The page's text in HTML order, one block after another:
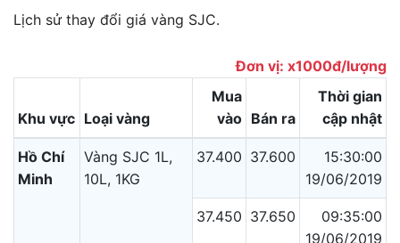
Lịch sử thay đổi giá vàng SJC.
Đơn vị: x1000đ/lượng
Khu vực Loại vàng
Mua
vào Bán ra
Thời gian
cập nhật
Hồ Chí
Minh
Vàng SJC 1L,
10L, 1KG
37.400 37.600
15:30:00
19/06/2019
37.450 37.650
09:35:00
19/06/2019